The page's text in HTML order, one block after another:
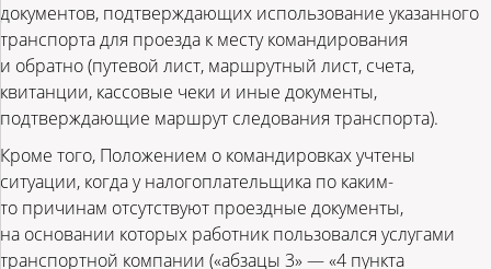
документов, подтверждающих использование указанного
транспорта для проезда к месту командирования
и обратно (путевой лист, маршрутный лист, счета,
квитанции, кассовые чеки и иные документы,
подтверждающие маршрут следования транспорта).
Кроме того, Положением о командировках учтены
ситуации, когда у налогоплательщика по каким-
то причинам отсутствуют проездные документы,
на основании которых работник пользовался услугами
транспортной компании («абзацы 3» — «4 пункта